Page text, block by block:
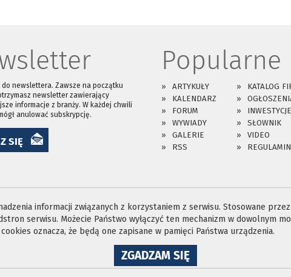
do newslettera. Zawsze na początku
newsletter zawierający
informacje z branży. W każdej chwili
anulować subskrypcję.
SIĘ
Popularne
ARTYKUŁY
KATALOG
KALENDARZ
FORUM
INWESTYCJE
WYWIADY
SŁOWNIK
GALERIE
VIDEO
RSS
REGULAMIN
informacji związanych z korzystaniem z serwisu. Stosowane
serwisu. Możecie Państwo wyłączyć ten mechanizm w dowolnym
oznacza, że będą one zapisane w pamięci Państwa urządzenia.
ZGADZAM SIĘNA
WYKORZYSTANIE